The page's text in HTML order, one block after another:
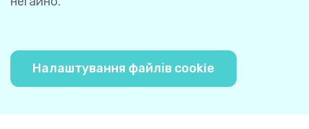
Налаштування файлів cookie